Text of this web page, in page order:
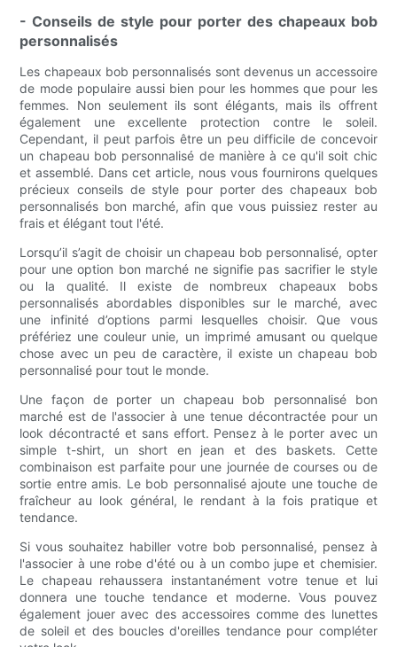
- Conseils de style pour porter des chapeaux bob
personnalisés
Les chapeaux bob personnalisés sont devenus un accessoire
de mode populaire aussi bien pour les hommes que pour les
femmes. Non seulement ils sont élégants, mais ils offrent
également une excellente protection contre le soleil.
Cependant, il peut parfois être un peu difficile de concevoir
un chapeau bob personnalisé de manière à ce qu'il soit chic
et assemblé. Dans cet article, nous vous fournirons quelques
précieux conseils de style pour porter des chapeaux bob
personnalisés bon marché, afin que vous puissiez rester au
frais et élégant tout l'été.
Lorsqu’il s’agit de choisir un chapeau bob personnalisé, opter
pour une option bon marché ne signifie pas sacrifier le style
ou la qualité. Il existe de nombreux chapeaux bobs
personnalisés abordables disponibles sur le marché, avec
une infinité d’options parmi lesquelles choisir. Que vous
préfériez une couleur unie, un imprimé amusant ou quelque
chose avec un peu de caractère, il existe un chapeau bob
personnalisé pour tout le monde.
Une façon de porter un chapeau bob personnalisé bon
marché est de l'associer à une tenue décontractée pour un
look décontracté et sans effort. Pensez à le porter avec un
simple t-shirt, un short en jean et des baskets. Cette
combinaison est parfaite pour une journée de courses ou de
sortie entre amis. Le bob personnalisé ajoute une touche de
fraîcheur au look général, le rendant à la fois pratique et
tendance.
Si vous souhaitez habiller votre bob personnalisé, pensez à
l'associer à une robe d'été ou à un combo jupe et chemisier.
Le chapeau rehaussera instantanément votre tenue et lui
donnera une touche tendance et moderne. Vous pouvez
également jouer avec des accessoires comme des lunettes
de soleil et des boucles d'oreilles tendance pour compléter